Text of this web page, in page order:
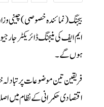
بیجنگ (نمائندہ خصوصی)چینی
ہوں گے۔
فریقین تین موضوعات پر تبادلہ
اقتصادی حکمرانی کے نظام میں